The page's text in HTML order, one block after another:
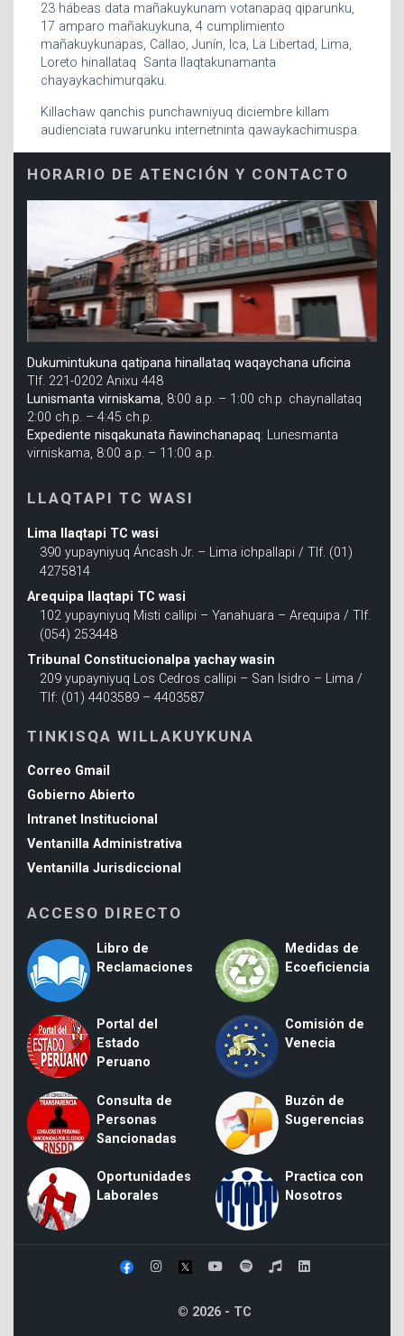
23 hábeas data mañakuykunam votanapaq qiparunku,
17 amparo mañakuykuna, 4 cumplimiento
mañakuykunapas, Callao, Junín, Ica, La Libertad, Lima,
Loreto hinallataq Santa llaqtakunamanta
chayaykachimurqaku.
Killachaw qanchis punchawniyuq diciembre killam
audienciata ruwarunku internetninta qawaykachimuspa.
HORARIO DE ATENCIÓN Y CONTACTO
Dukumintukuna qatipana hinallataq waqaychana uficina
Tlf. 221-0202 Anixu 448
Lunismanta virniskama, 8:00 a.p. – 1:00 ch.p. chaynallataq
2:00 ch.p. – 4:45 ch.p.
Expediente nisqakunata ñawinchanapaq: Lunesmanta
virniskama, 8:00 a.p. – 11:00 a.p.
LLAQTAPI TC WASI
Lima llaqtapi TC wasi
390 yupayniyuq Áncash Jr. – Lima ichpallapi / Tlf. (01)
4275814
Arequipa llaqtapi TC wasi
102 yupayniyuq Misti callipi – Yanahuara – Arequipa / Tlf.
(054) 253448
Tribunal Constitucionalpa yachay wasin
209 yupayniyuq Los Cedros callipi – San Isidro – Lima /
Tlf: (01) 4403589 – 4403587
TINKISQA WILLAKUYKUNA
Correo Gmail
Gobierno Abierto
Intranet Institucional
Ventanilla Administrativa
Ventanilla Jurisdiccional
ACCESO DIRECTO
Libro de
Reclamaciones
Medidas de
Ecoeficiencia
Portal del
Estado
Peruano
Comisión de
Venecia
Consulta de
Personas
Sancionadas
Buzón de
Sugerencias
Oportunidades
Laborales
Practica con
Nosotros
© 2026 - TC